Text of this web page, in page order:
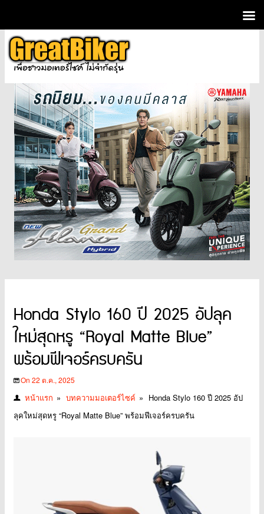
Honda Stylo 160 ปี 2025 อัปลุค
ใหม่สุดหรู “Royal Matte Blue”
พร้อมฟีเจอร์ครบครัน
On 22 ต.ค., 2025
หน้าแรก » บทความมอเตอร์ไซค์ » Honda Stylo 160 ปี 2025 อัป
ลุคใหม่สุดหรู “Royal Matte Blue” พร้อมฟีเจอร์ครบครัน